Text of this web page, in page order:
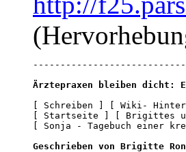
Ärztepraxen bleiben dicht:
[ Schreiben ] [ Wiki-
[ Startseite ] [ Brigittes
[ Sonja - Tagebuch einer
Geschrieben von Brigitte